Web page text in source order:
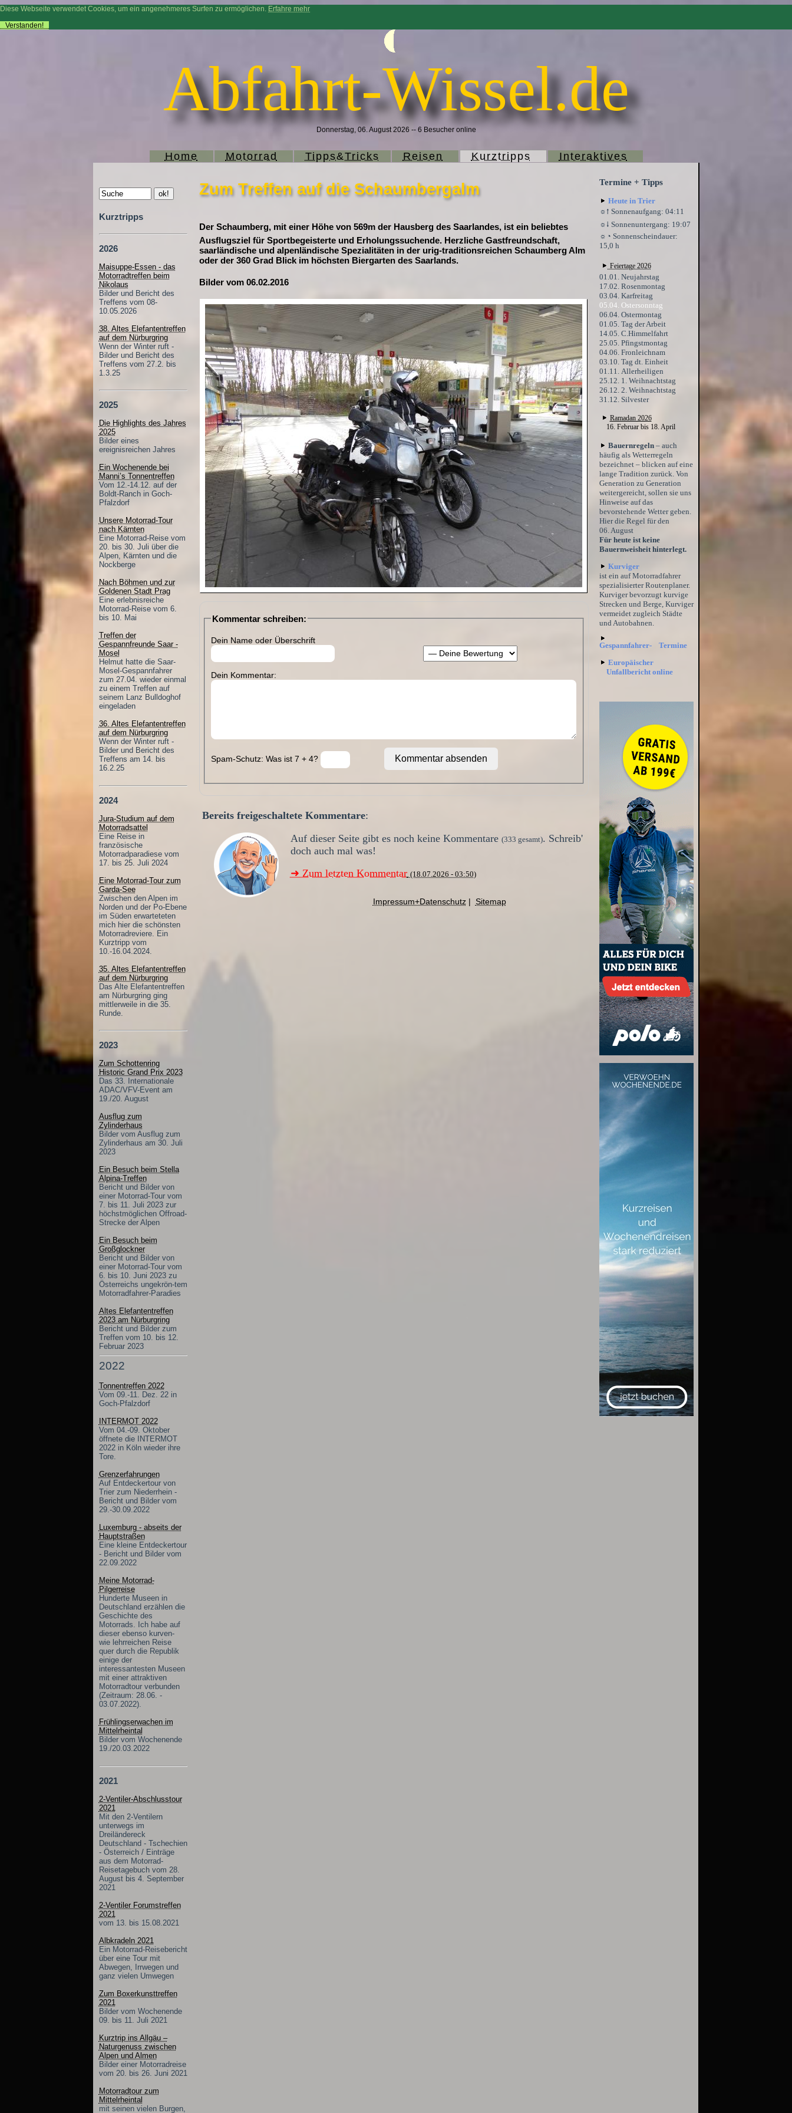
Diese Webseite verwendet Cookies, um ein angenehmeres Surfen zu ermöglichen. Erfahre mehr
Verstanden!
Abfahrt-Wissel.de
Donnerstag, 06. August 2026 -- 6 Besucher online
Home Motorrad Tipps&Tricks Reisen Kurztripps Interaktives
Kurztripps
2026
Maisuppe-Essen - das
Motorradtreffen beim
Nikolaus
Bilder und Bericht des
Treffens vom 08-
10.05.2026
38. Altes Elefantentreffen
auf dem Nürburgring
Wenn der Winter ruft -
Bilder und Bericht des
Treffens vom 27.2. bis
1.3.25
2025
Die Highlights des Jahres
2025
Bilder eines
ereignisreichen Jahres
Ein Wochenende bei
Manni’s Tonnentreffen
Vom 12.-14.12. auf der
Boldt-Ranch in Goch-
Pfalzdorf
Unsere Motorrad-Tour
nach Kärnten
Eine Motorrad-Reise vom
20. bis 30. Juli über die
Alpen, Kärnten und die
Nockberge
Nach Böhmen und zur
Goldenen Stadt Prag
Eine erlebnisreiche
Motorrad-Reise vom 6.
bis 10. Mai
Treffen der
Gespannfreunde Saar -
Mosel
Helmut hatte die Saar-
Mosel-Gespannfahrer
zum 27.04. wieder einmal
zu einem Treffen auf
seinem Lanz Bulldoghof
eingeladen
36. Altes Elefantentreffen
auf dem Nürburgring
Wenn der Winter ruft -
Bilder und Bericht des
Treffens am 14. bis
16.2.25
2024
Jura-Studium auf dem
Motorradsattel
Eine Reise in
französische
Motorradparadiese vom
17. bis 25. Juli 2024
Eine Motorrad-Tour zum
Garda-See
Zwischen den Alpen im
Norden und der Po-Ebene
im Süden erwarteteten
mich hier die schönsten
Motorradreviere. Ein
Kurztripp vom
10.-16.04.2024.
35. Altes Elefantentreffen
auf dem Nürburgring
Das Alte Elefantentreffen
am Nürburgring ging
mittlerweile in die 35.
Runde.
2023
Zum Schottenring
Historic Grand Prix 2023
Das 33. Internationale
ADAC/VFV-Event am
19./20. August
Ausflug zum
Zylinderhaus
Bilder vom Ausflug zum
Zylinderhaus am 30. Juli
2023
Ein Besuch beim Stella
Alpina-Treffen
Bericht und Bilder von
einer Motorrad-Tour vom
7. bis 11. Juli 2023 zur
höchstmöglichen Offroad-
Strecke der Alpen
Ein Besuch beim
Großglockner
Bericht und Bilder von
einer Motorrad-Tour vom
6. bis 10. Juni 2023 zu
Österreichs ungekrön-tem
Motorradfahrer-Paradies
Altes Elefantentreffen
2023 am Nürburgring
Bericht und Bilder zum
Treffen vom 10. bis 12.
Februar 2023
2022
Tonnentreffen 2022
Vom 09.-11. Dez. 22 in
Goch-Pfalzdorf
INTERMOT 2022
Vom 04.-09. Oktober
öffnete die INTERMOT
2022 in Köln wieder ihre
Tore.
Grenzerfahrungen
Auf Entdeckertour von
Trier zum Niederrhein -
Bericht und Bilder vom
29.-30.09.2022
Luxemburg - abseits der
Hauptstraßen
Eine kleine Entdeckertour
- Bericht und Bilder vom
22.09.2022
Meine Motorrad-
Pilgerreise
Hunderte Museen in
Deutschland erzählen die
Geschichte des
Motorrads. Ich habe auf
dieser ebenso kurven-
wie lehrreichen Reise
quer durch die Republik
einige der
interessantesten Museen
mit einer attraktiven
Motorradtour verbunden
(Zeitraum: 28.06. -
03.07.2022).
Frühlingserwachen im
Mittelrheintal
Bilder vom Wochenende
19./20.03.2022
2021
2-Ventiler-Abschlusstour
2021
Mit den 2-Ventilern
unterwegs im
Dreiländereck
Deutschland - Tschechien
- Österreich / Einträge
aus dem Motorrad-
Reisetagebuch vom 28.
August bis 4. September
2021
2-Ventiler Forumstreffen
2021
vom 13. bis 15.08.2021
Albkradeln 2021
Ein Motorrad-Reisebericht
über eine Tour mit
Abwegen, Irrwegen und
ganz vielen Umwegen
Zum Boxerkunsttreffen
2021
Bilder vom Wochenende
09. bis 11. Juli 2021
Kurztrip ins Allgäu –
Naturgenuss zwischen
Alpen und Almen
Bilder einer Motorradreise
vom 20. bis 26. Juni 2021
Motorradtour zum
Mittelrheintal
mit seinen vielen Burgen,
Zum Treffen auf die Schaumbergalm
Der Schaumberg, mit einer Höhe von 569m der Hausberg des Saarlandes, ist ein beliebtes
Ausflugsziel für Sportbegeisterte und Erholungssuchende. Herzliche Gastfreundschaft,
saarländische und alpenländische Spezialitäten in der urig-traditionsreichen Schaumberg Alm
oder der 360 Grad Blick im höchsten Biergarten des Saarlands.
Bilder vom 06.02.2016
Kommentar schreiben:
Dein Name oder Überschrift
Dein Kommentar:
Spam-Schutz: Was ist 7 + 4? Kommentar absenden
Bereits freigeschaltete Kommentare:
Auf dieser Seite gibt es noch keine Kommentare (333 gesamt). Schreib'
doch auch mal was!
➜ Zum letzten Kommentar (18.07.2026 - 03:50)
Impressum+Datenschutz| Sitemap
Termine + Tipps
Heute in Trier
☼⭫ Sonnenaufgang: 04:11
☼⭭ Sonnenuntergang: 19:07
☼◔ Sonnenscheindauer:
15,0 h
Feiertage 2026
01.01. Neujahrstag
17.02. Rosenmontag
03.04. Karfreitag
05.04. Ostersonntag
06.04. Ostermontag
01.05. Tag der Arbeit
14.05. C.Himmelfahrt
25.05. Pfingstmontag
04.06. Fronleichnam
03.10. Tag dt. Einheit
01.11. Allerheiligen
25.12. 1. Weihnachtstag
26.12. 2. Weihnachtstag
31.12. Silvester
Ramadan 2026
16. Februar bis 18. April
Bauernregeln– auch
häufig als Wetterregeln
bezeichnet – blicken auf eine
lange Tradition zurück. Von
Generation zu Generation
weitergereicht, sollen sie uns
Hinweise auf das
bevorstehende Wetter geben.
Hier die Regel für den
06. August
Für heute ist keine
Bauernweisheit hinterlegt.
Kurviger
ist ein auf Motorradfahrer
spezialisierter Routenplaner.
Kurviger bevorzugt kurvige
Strecken und Berge, Kurviger
vermeidet zugleich Städte
und Autobahnen.
Gespannfahrer- Termine
Europäischer
Unfallbericht online